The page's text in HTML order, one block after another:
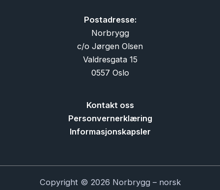
Postadresse:
Norbrygg
c/o Jørgen Olsen
Valdresgata 15
0557 Oslo
Kontakt oss
Personvernerklæring
Informasjonskapsler
Copyright © 2026 Norbrygg – norsk